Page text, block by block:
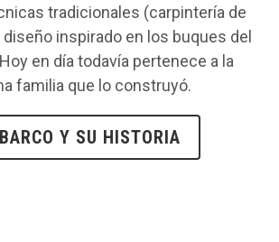
tradicionales (carpintería de
inspirado en los buques del
en día todavía pertenece a la
familia que lo construyó.
Y SU HISTORIA